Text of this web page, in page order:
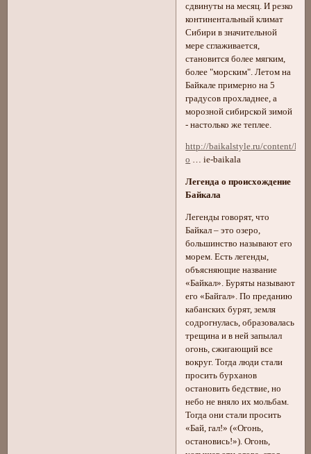
сдвинуты на месяц. И резко
континентальный климат
Сибири в значительной
мере сглаживается,
становится более мягким,
более "морским". Летом на
Байкале примерно на 5
градусов прохладнее, а
морозной сибирской зимой
- настолько же теплее.
http://baikalstyle.ru/content/
o … ie-baikala
Легенда о происхождение
Байкала
Легенды говорят, что
Байкал – это озеро,
большинство называют его
морем. Есть легенды,
объясняющие название
«Байкал». Буряты называют
его «Байгал». По преданию
кабанских бурят, земля
содрогнулась, образовалась
трещина и в ней запылал
огонь, сжигающий все
вокруг. Тогда люди стали
просить бурханов
остановить бедствие, но
небо не вняло их мольбам.
Тогда они стали просить
«Бай, гал!» («Огонь,
остановись!»). Огонь,